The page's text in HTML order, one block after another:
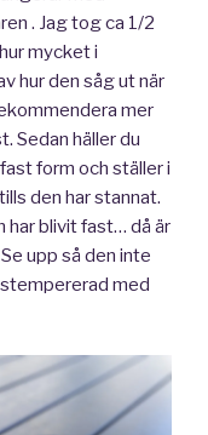
. Jag tog ca 1/2
mycket i
hur den såg ut när
mer
Sedan häller du
form och ställer i
den har stannat.
har blivit fast… då är
upp så den inte
med